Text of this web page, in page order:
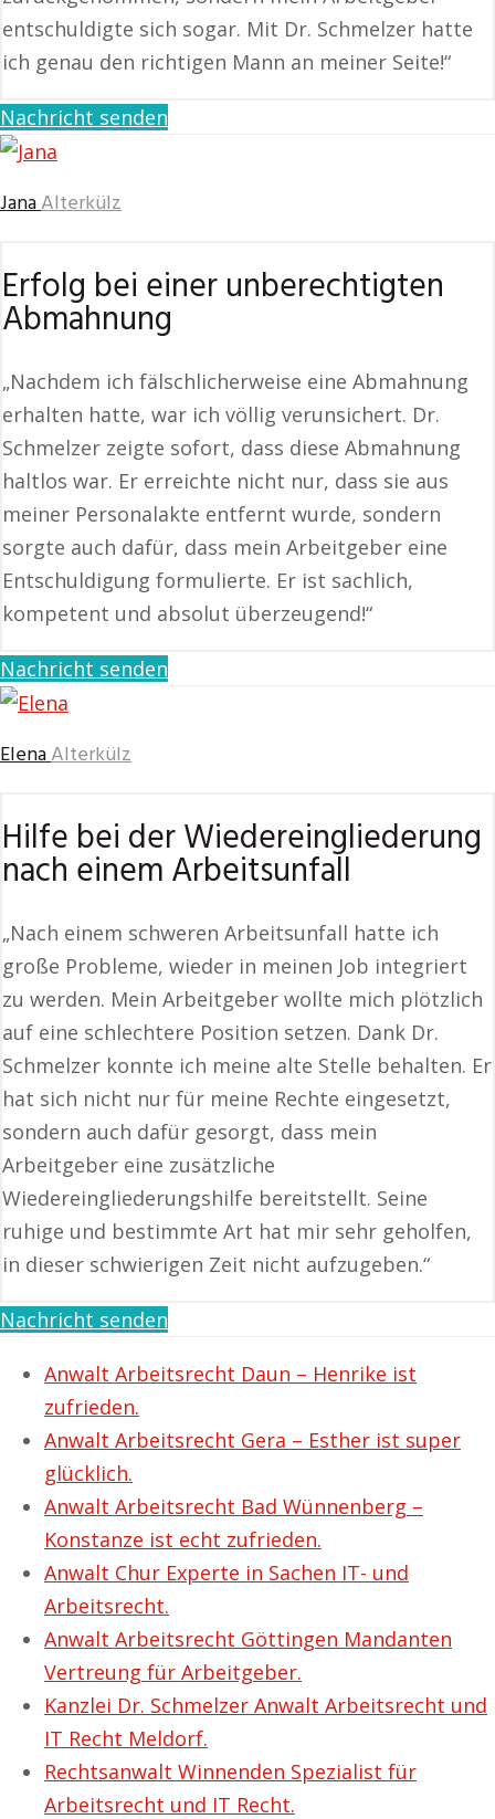
entschuldigte sich sogar. Mit Dr. Schmelzer hatte
ich genau den richtigen Mann an meiner Seite!“
Nachricht senden
JanaAlterkülz
Erfolg bei einer unberechtigten
Abmahnung
„Nachdem ich fälschlicherweise eine Abmahnung
erhalten hatte, war ich völlig verunsichert. Dr.
Schmelzer zeigte sofort, dass diese Abmahnung
haltlos war. Er erreichte nicht nur, dass sie aus
meiner Personalakte entfernt wurde, sondern
sorgte auch dafür, dass mein Arbeitgeber eine
Entschuldigung formulierte. Er ist sachlich,
kompetent und absolut überzeugend!“
Nachricht senden
ElenaAlterkülz
Hilfe bei der Wiedereingliederung
nach einem Arbeitsunfall
„Nach einem schweren Arbeitsunfall hatte ich
große Probleme, wieder in meinen Job integriert
zu werden. Mein Arbeitgeber wollte mich plötzlich
auf eine schlechtere Position setzen. Dank Dr.
Schmelzer konnte ich meine alte Stelle behalten. Er
hat sich nicht nur für meine Rechte eingesetzt,
sondern auch dafür gesorgt, dass mein
Arbeitgeber eine zusätzliche
Wiedereingliederungshilfe bereitstellt. Seine
ruhige und bestimmte Art hat mir sehr geholfen,
in dieser schwierigen Zeit nicht aufzugeben.“
Nachricht senden
Anwalt Arbeitsrecht Daun – Henrike ist
zufrieden.
Anwalt Arbeitsrecht Gera – Esther ist super
glücklich.
Anwalt Arbeitsrecht Bad Wünnenberg –
Konstanze ist echt zufrieden.
Anwalt Chur Experte in Sachen IT- und
Arbeitsrecht.
Anwalt Arbeitsrecht Göttingen Mandanten
Vertreung für Arbeitgeber.
Kanzlei Dr. Schmelzer Anwalt Arbeitsrecht und
IT Recht Meldorf.
Rechtsanwalt Winnenden Spezialist für
Arbeitsrecht und IT Recht.